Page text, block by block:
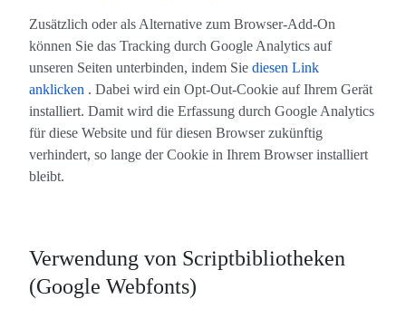
Zusätzlich oder als Alternative zum Browser-Add-On
können Sie das Tracking durch Google Analytics auf
unseren Seiten unterbinden, indem Sie diesen Link
anklicken . Dabei wird ein Opt-Out-Cookie auf Ihrem Gerät
installiert. Damit wird die Erfassung durch Google Analytics
für diese Website und für diesen Browser zukünftig
verhindert, so lange der Cookie in Ihrem Browser installiert
bleibt.
Verwendung von Scriptbibliotheken
(Google Webfonts)